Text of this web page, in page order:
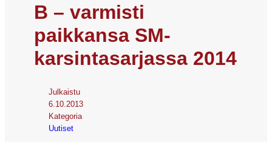
B – varmisti
paikkansa SM-
karsintasarjassa 2014
Julkaistu
6.10.2013
Kategoria
Uutiset